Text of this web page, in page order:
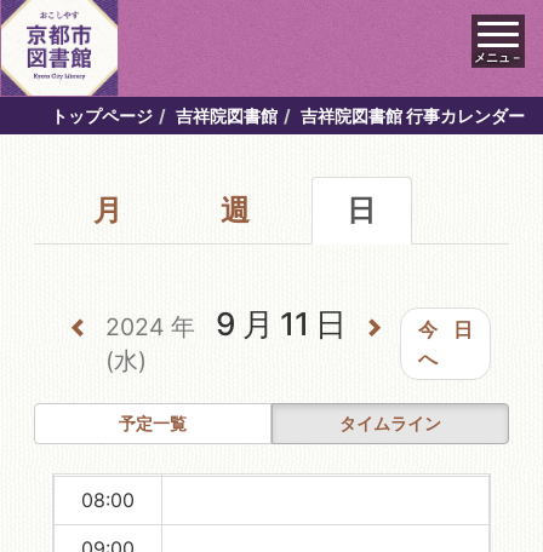
メニュ－
トップページ 吉祥院図書館 吉祥院図書館 行事カレンダー
月 週 日
2024年 9月11日
(水)
今日
へ
予定一覧 タイムライン
00:00
02:00
05:00
06:00
07:00
08:00